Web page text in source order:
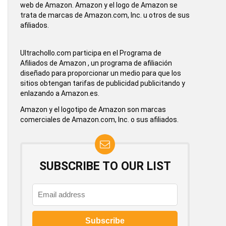
web de Amazon. Amazon y el logo de Amazon se
trata de marcas de Amazon.com, Inc. u otros de sus
afiliados.
Ultrachollo.com participa en el Programa de
Afiliados de Amazon , un programa de afiliación
diseñado para proporcionar un medio para que los
sitios obtengan tarifas de publicidad publicitando y
enlazando a Amazon.es.
Amazon y el logotipo de Amazon son marcas
comerciales de Amazon.com, Inc. o sus afiliados.
SUBSCRIBE TO OUR LIST